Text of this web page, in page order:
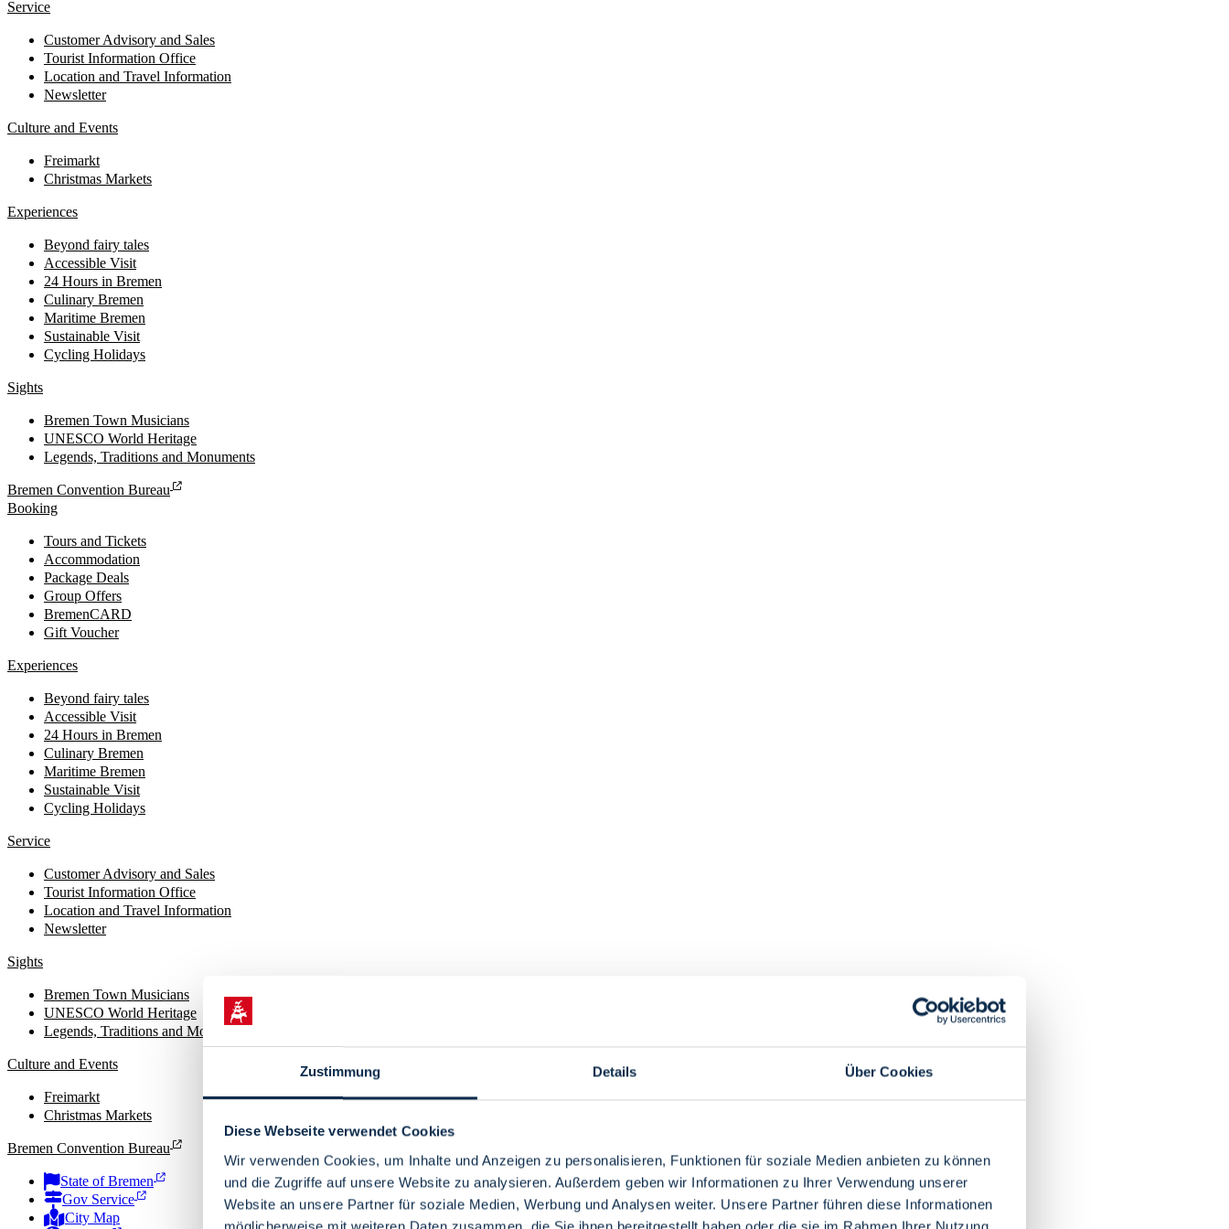
Zustimmung Details Über Cookies
Diese Webseite verwendet Cookies
Wir verwenden Cookies, um Inhalte und Anzeigen zu personalisieren, Funktionen für soziale Medien anbieten zu können
und die Zugriffe auf unsere Website zu analysieren. Außerdem geben wir Informationen zu Ihrer Verwendung unserer
Website an unsere Partner für soziale Medien, Werbung und Analysen weiter. Unsere Partner führen diese Informationen
Service
Customer Advisory and Sales
Tourist Information Office
Location and Travel Information
Newsletter
Culture and Events
Freimarkt
Christmas Markets
Experiences
Beyond fairy tales
Accessible Visit
24 Hours in Bremen
Culinary Bremen
Maritime Bremen
Sustainable Visit
Cycling Holidays
Sights
Bremen Town Musicians
UNESCO World Heritage
Legends, Traditions and Monuments
Bremen Convention Bureau
Booking
Tours and Tickets
Accommodation
Package Deals
Group Offers
BremenCARD
Gift Voucher
Experiences
Beyond fairy tales
Accessible Visit
24 Hours in Bremen
Culinary Bremen
Maritime Bremen
Sustainable Visit
Cycling Holidays
Service
Customer Advisory and Sales
Tourist Information Office
Location and Travel Information
Newsletter
Sights
Bremen Town Musicians
UNESCO World Heritage
Legends, Traditions and Monuments
Culture and Events
Freimarkt
Christmas Markets
Bremen Convention Bureau
State of Bremen
Gov Service
City Map